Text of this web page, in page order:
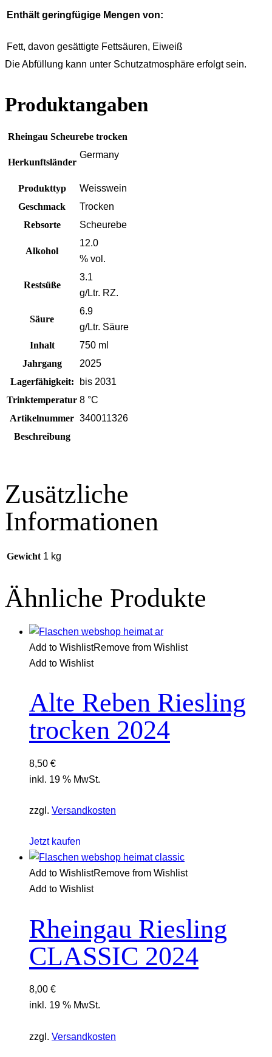
Enthält geringfügige Mengen von:
Fett, davon gesättigte Fettsäuren, Eiweiß
Die Abfüllung kann unter Schutzatmosphäre erfolgt sein.
Produktangaben
Rheingau Scheurebe trocken
Herkunftsländer
Germany
Produkttyp
Weisswein
Geschmack
Trocken
Rebsorte
Scheurebe
Alkohol
12.0
% vol.
Restsüße
3.1
g/Ltr. RZ.
Säure
6.9
g/Ltr. Säure
Inhalt
750 ml
Jahrgang
2025
Lagerfähigkeit:
bis 2031
Trinktemperatur 8 °C
Artikelnummer 340011326
Beschreibung
Zusätzliche
Informationen
Gewicht 1 kg
Ähnliche Produkte
Add to WishlistRemove from Wishlist
Add to Wishlist
Alte Reben Riesling
trocken 2024
8,50 €
inkl. 19 % MwSt.
zzgl. Versandkosten
Jetzt kaufen
Add to WishlistRemove from Wishlist
Add to Wishlist
Rheingau Riesling
CLASSIC 2024
8,00 €
inkl. 19 % MwSt.
zzgl. Versandkosten